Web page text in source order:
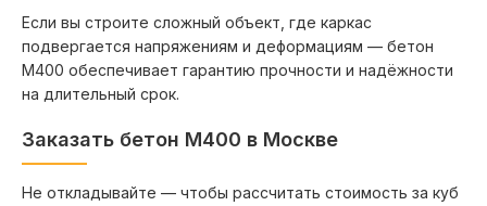
Если вы строите сложный объект, где каркас
подвергается напряжениям и деформациям — бетон
М400 обеспечивает гарантию прочности и надёжности
на длительный срок.
Заказать бетон М400 в Москве
Не откладывайте — чтобы рассчитать стоимость за куб